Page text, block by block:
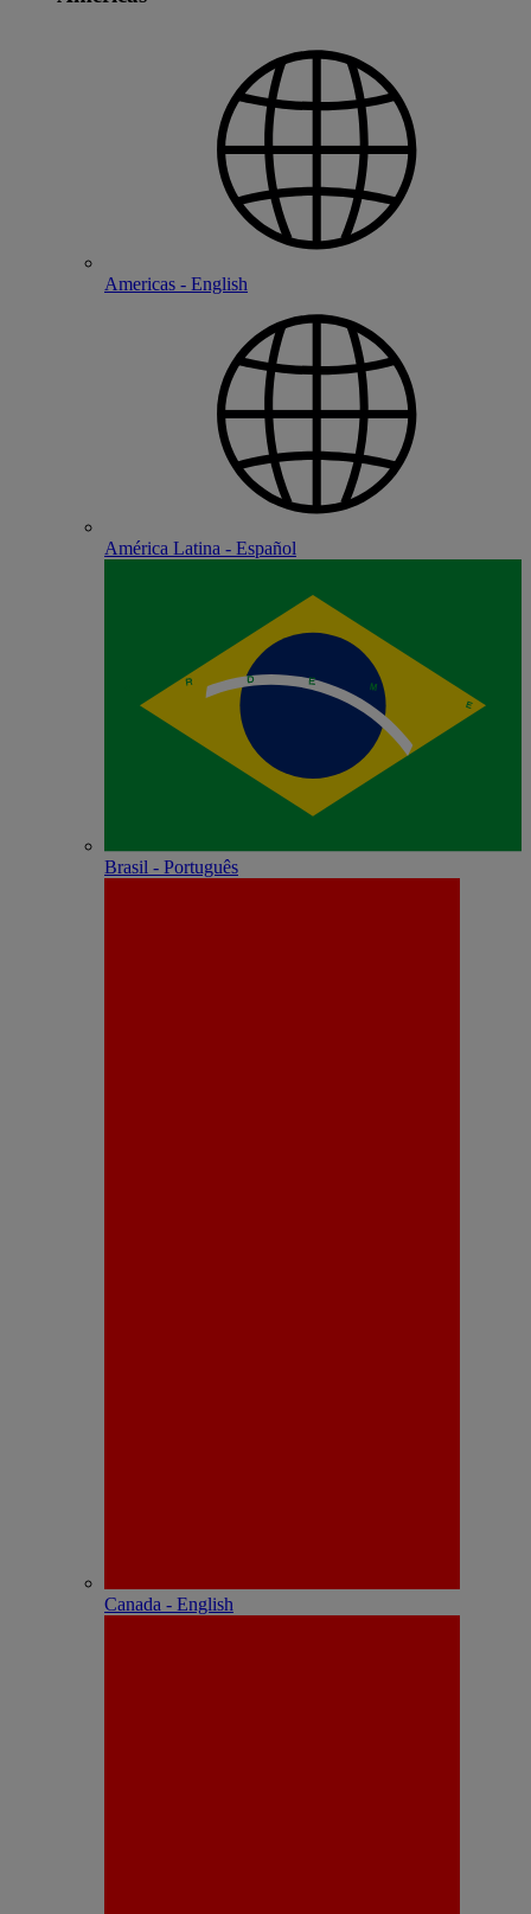
Americas - English
América Latina - Español
Brasil - Português
Canada - English